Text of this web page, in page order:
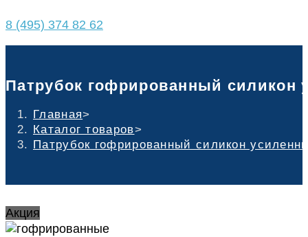
8 (495) 374 82 62
Патрубок гофрированный силикон
Главная>
Каталог товаров>
Патрубок гофрированный силикон
Акция